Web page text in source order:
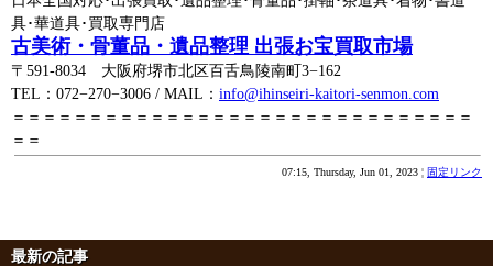
具･華道具･買取専門店
古美術・骨董品・遺品整理 出張お宝買取市場
〒591-8034 大阪府堺市北区百舌鳥陵南町3−162
TEL：072−270−3006 / MAIL： info@ihinseiri-kaitori-senmon.com
＝＝＝＝＝＝＝＝＝＝＝＝＝＝＝＝＝＝＝＝＝＝＝＝＝＝＝＝＝＝
＝＝
07:15, Thursday, Jun 01, 2023 ¦ 固定リンク
最新の記事